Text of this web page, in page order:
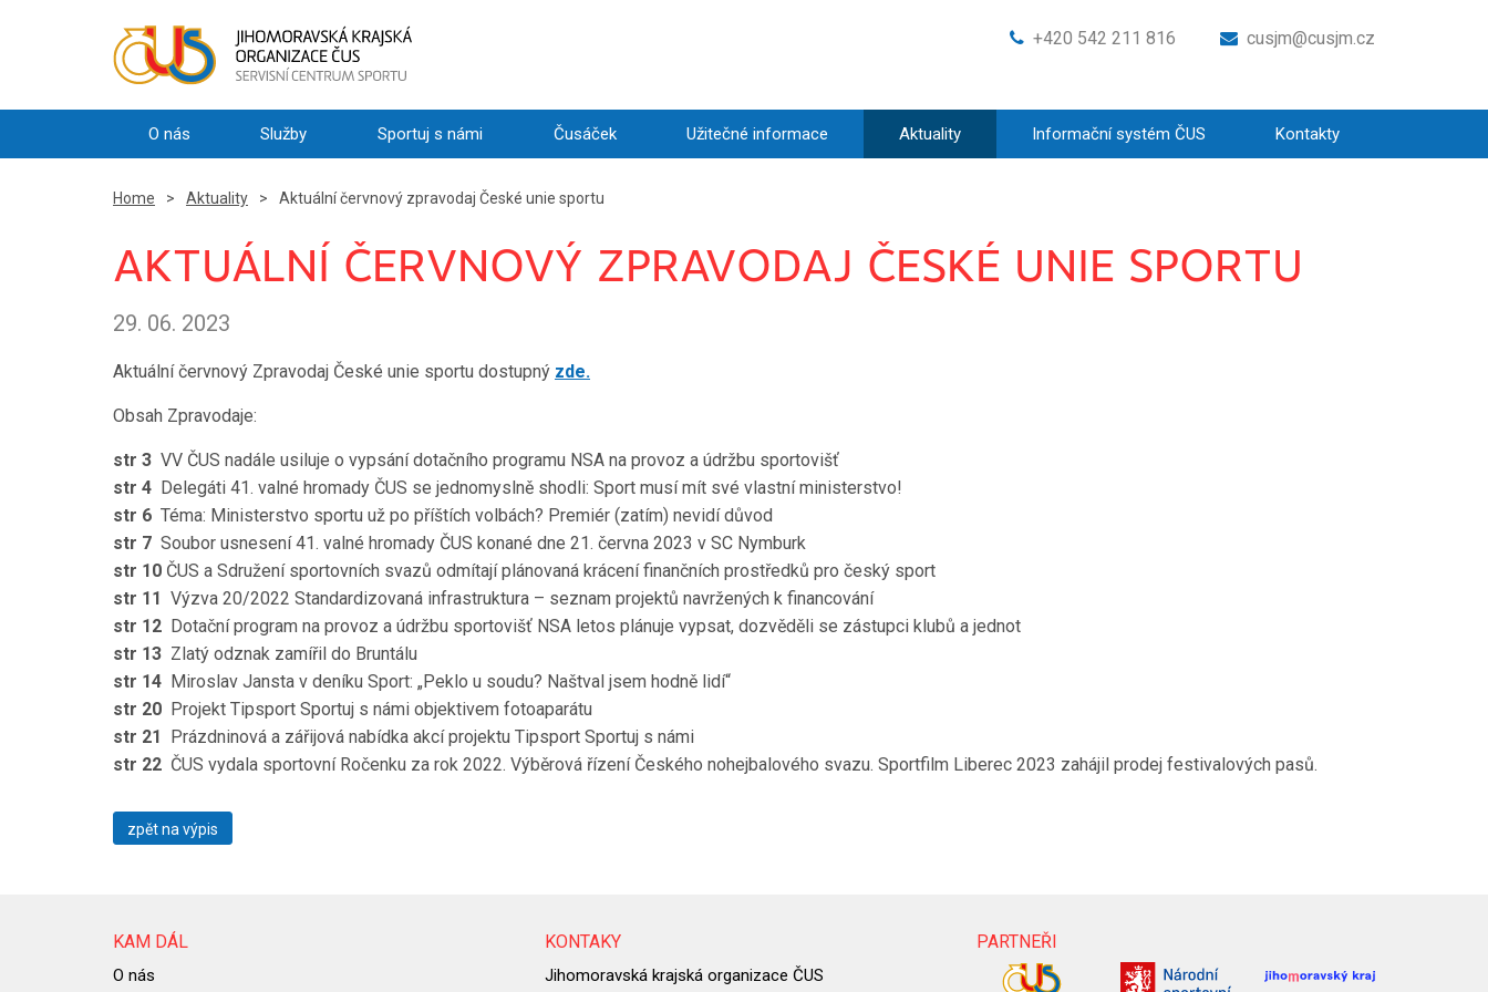
+420 542 211 816 cusjm@cusjm.cz
O nás Služby Sportuj s námi Čusáček Užitečné informace Aktuality Informační systém ČUS Kontakty
Home > Aktuality > Aktuální červnový zpravodaj České unie sportu
AKTUÁLNÍ ČERVNOVÝ ZPRAVODAJ ČESKÉ UNIE SPORTU
29. 06. 2023
Aktuální červnový Zpravodaj České unie sportu dostupný zde.
Obsah Zpravodaje:
str 3 VV ČUS nadále usiluje o vypsání dotačního programu NSA na provoz a údržbu sportovišť
str 4 Delegáti 41. valné hromady ČUS se jednomyslně shodli: Sport musí mít své vlastní ministerstvo!
str 6 Téma: Ministerstvo sportu už po příštích volbách? Premiér (zatím) nevidí důvod
str 7 Soubor usnesení 41. valné hromady ČUS konané dne 21. června 2023 v SC Nymburk
str 10 ČUS a Sdružení sportovních svazů odmítají plánovaná krácení finančních prostředků pro český sport
str 11 Výzva 20/2022 Standardizovaná infrastruktura – seznam projektů navržených k financování
str 12 Dotační program na provoz a údržbu sportovišť NSA letos plánuje vypsat, dozvěděli se zástupci klubů a jednot
str 13 Zlatý odznak zamířil do Bruntálu
str 14 Miroslav Jansta v deníku Sport: „Peklo u soudu? Naštval jsem hodně lidí“
str 20 Projekt Tipsport Sportuj s námi objektivem fotoaparátu
str 21 Prázdninová a zářijová nabídka akcí projektu Tipsport Sportuj s námi
str 22 ČUS vydala sportovní Ročenku za rok 2022. Výběrová řízení Českého nohejbalového svazu. Sportfilm Liberec 2023 zahájil prodej festivalových pasů.
zpět na výpis
KAM DÁL
O nás
KONTAKY
Jihomoravská krajská organizace ČUS
PARTNEŘI